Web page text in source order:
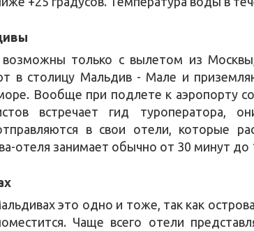
только с вылетом из Москвы,
в столицу Мальдив - Мале и
Вообще при подлете к аэропорту
встречает гид туроператора,
в свои отели, которые
отеля занимает обычно от 30 минут до
это одно и тоже, так как
Чаще всего отели